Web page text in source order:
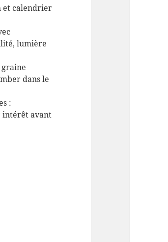
et calendrier
lumière
dans le
:
intérêt avant